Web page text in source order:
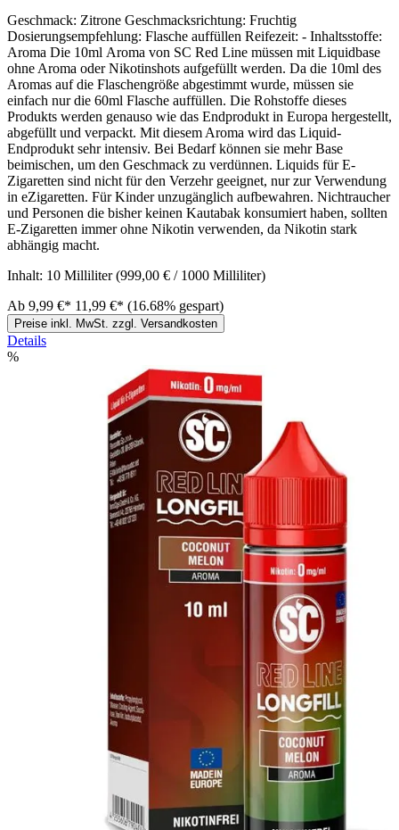
Geschmack: Zitrone Geschmacksrichtung: Fruchtig
Dosierungsempfehlung: Flasche auffüllen Reifezeit: - Inhaltsstoffe:
Aroma Die 10ml Aroma von SC Red Line müssen mit Liquidbase
ohne Aroma oder Nikotinshots aufgefüllt werden. Da die 10ml des
Aromas auf die Flaschengröße abgestimmt wurde, müssen sie
einfach nur die 60ml Flasche auffüllen. Die Rohstoffe dieses
Produkts werden genauso wie das Endprodukt in Europa hergestellt,
abgefüllt und verpackt. Mit diesem Aroma wird das Liquid-
Endprodukt sehr intensiv. Bei Bedarf können sie mehr Base
beimischen, um den Geschmack zu verdünnen. Liquids für E-
Zigaretten sind nicht für den Verzehr geeignet, nur zur Verwendung
in eZigaretten. Für Kinder unzugänglich aufbewahren. Nichtraucher
und Personen die bisher keinen Kautabak konsumiert haben, sollten
E-Zigaretten immer ohne Nikotin verwenden, da Nikotin stark
abhängig macht.
Inhalt: 10 Milliliter(999,00 € / 1000 Milliliter)
Ab 9,99 €* 11,99 €* (16.68% gespart)
Preise inkl. MwSt. zzgl. Versandkosten
Details
%